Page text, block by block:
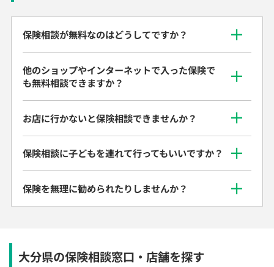
保険相談が無料なのはどうしてですか？
他のショップやインターネットで入った保険で
も無料相談できますか？
お店に行かないと保険相談できませんか？
保険相談に子どもを連れて行ってもいいですか？
保険を無理に勧められたりしませんか？
大分県の保険相談窓口・店舗を探す